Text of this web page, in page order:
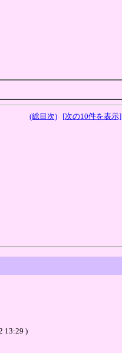
(総目次) [次の10件を表示]
13:29 )